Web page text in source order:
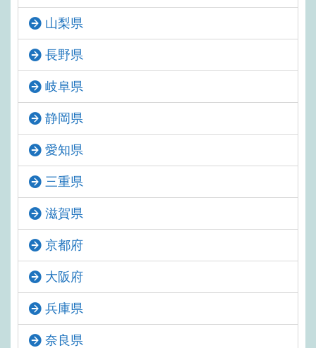
山梨県
長野県
岐阜県
静岡県
愛知県
三重県
滋賀県
京都府
大阪府
兵庫県
奈良県